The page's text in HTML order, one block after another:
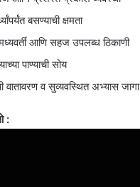
बसण्याची क्षमता
आणि सहज उपलब्ध ठिकाणी
पाण्याची सोय
वातावरण व सुव्यवस्थित अभ्यास जागा
: